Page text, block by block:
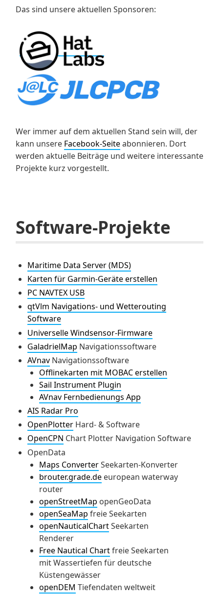
Das sind unsere aktuellen Sponsoren:
Wer immer auf dem aktuellen Stand sein will, der
kann unsere Facebook-Seiteabonnieren. Dort
werden aktuelle Beiträge und weitere interessante
Projekte kurz vorgestellt.
Software-Projekte
Maritime Data Server (MDS)
Karten für Garmin-Geräte erstellen
PC NAVTEX USB
qtVlm Navigations- und Wetterouting
Software
Universelle Windsensor-Firmware
GaladrielMap Navigationssoftware
AVnav Navigationssoftware
Offlinekarten mit MOBAC erstellen
Sail Instrument Plugin
AVnav Fernbedienungs App
AIS Radar Pro
OpenPlotter Hard- & Software
OpenCPN Chart Plotter Navigation Software
OpenData
Maps ConverterSeekarten-Konverter
brouter.grade.de european waterway
router
openStreetMap openGeoData
openSeaMap freie Seekarten
openNauticalChartSeekarten
Renderer
Free Nautical Chartfreie Seekarten
mit Wassertiefen für deutsche
Küstengewässer
openDEM Tiefendaten weltweit